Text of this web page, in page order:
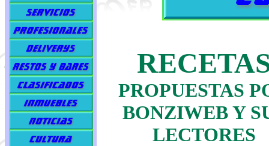
PROPUESTAS
BONZIWEB Y
LECTORES